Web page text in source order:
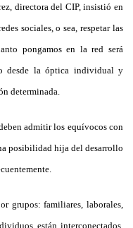
directora del CIP, insistió en
sociales, o sea, respetar las
pongamos en la red será
desde la óptica individual y
determinada.
admitir los equívocos con
posibilidad hija del desarrollo
grupos: familiares, laborales,
están interconectados,